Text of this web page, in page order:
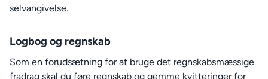
selvangivelse.
Logbog og regnskab
Som en forudsætning for at bruge det regnskabsmæssige
fradrag skal du føre regnskab og gemme kvitteringer for